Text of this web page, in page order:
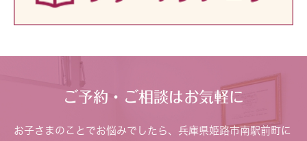
ご予約・ご相談はお気軽に
お子さまのことでお悩みでしたら、兵庫県姫路市南駅前町に